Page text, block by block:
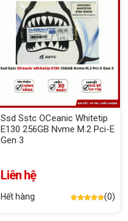
Ssd Sstc OCeanic Whitetip
E130 256GB Nvme M.2 Pci-E
Gen 3
Liên hệ
Hết hàng (0)